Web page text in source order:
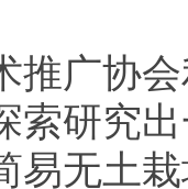
推广协
索研究
易无土